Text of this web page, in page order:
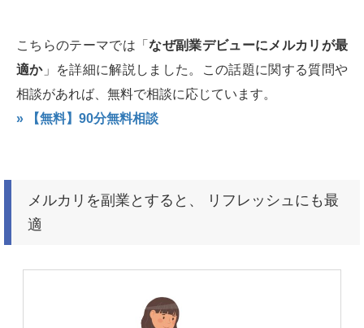
こちらのテーマでは「なぜ副業デビューにメルカリが最
適か」を詳細に解説しました。この話題に関する質問や
相談があれば、無料で相談に応じています。
» 【無料】90分無料相談
メルカリを副業とすると、 リフレッシュにも最
適